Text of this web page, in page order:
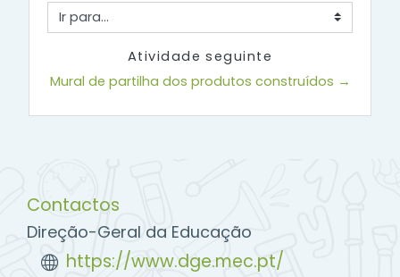
Ir para...
Atividade seguinte
Mural de partilha dos produtos construídos →
Contactos
Direção-Geral da Educação
https://www.dge.mec.pt/